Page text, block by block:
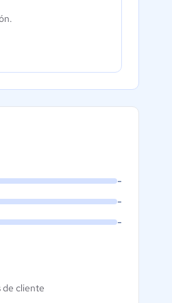
-
-
-
de cliente